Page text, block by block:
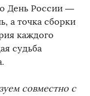
День России —
а точка сборки
каждого
судьба
совместно с